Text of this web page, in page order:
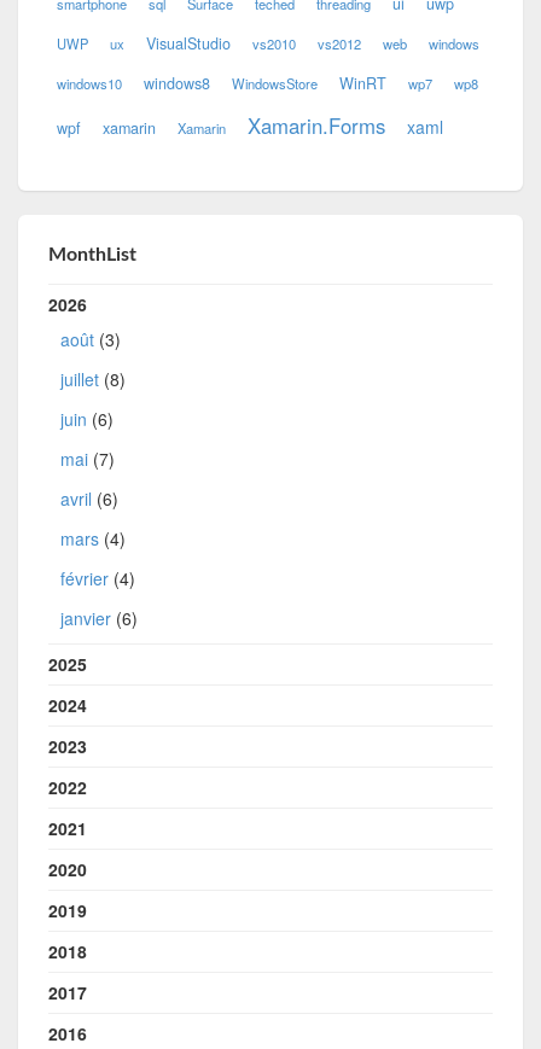
UWP ux VisualStudio vs2010 vs2012 web windows
windows10 windows8 WindowsStore WinRT wp7 wp8
wpf xamarin Xamarin Xamarin.Forms xaml
MonthList
2026
août (3)
juillet (8)
juin (6)
mai (7)
avril (6)
mars (4)
février (4)
janvier (6)
2025
2024
2023
2022
2021
2020
2019
2018
2017
2016